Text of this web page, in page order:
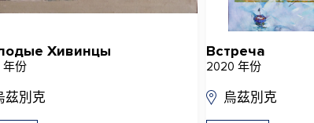
Хивинцы
年份
茲別克
Встреча
2020 年份
烏茲別克